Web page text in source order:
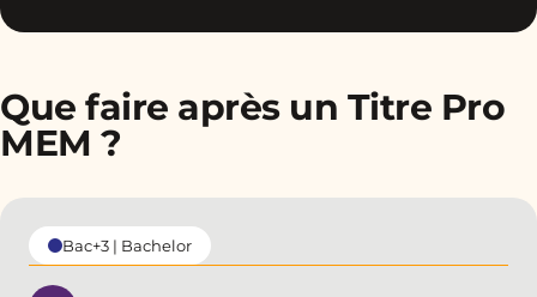
Que faire après un Titre Pro
MEM ?
Bac+3 | Bachelor